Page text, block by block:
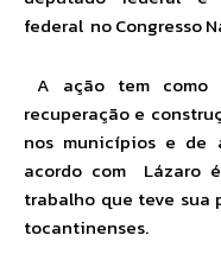
federal no Congresso
A ação tem como
recuperação e
nos municípios e de
acordo com Lázaro
trabalho que teve sua
tocantinenses.